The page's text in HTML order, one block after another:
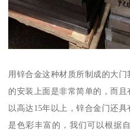
用锌合金这种材质所制成的大
的安装上面是非常简单的，而
以高达15年以上，锌合金门还
是色彩丰富的，我们可以根据